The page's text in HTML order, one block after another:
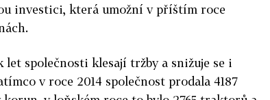
investici, která umožní v příštím roce
společnosti klesají tržby a snižuje se i
v roce 2014 společnost prodala 4187